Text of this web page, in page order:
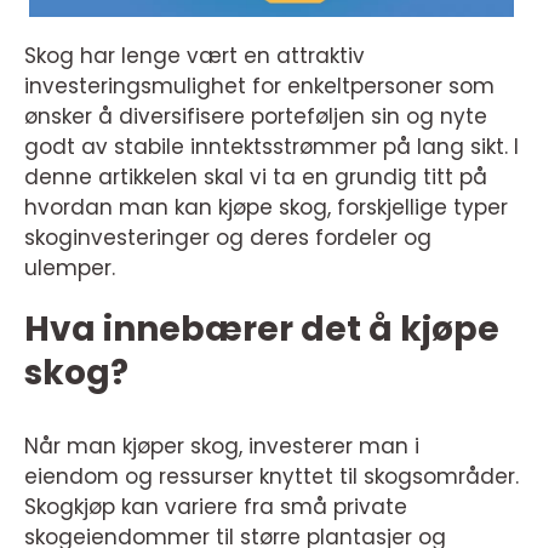
Skog har lenge vært en attraktiv
investeringsmulighet for enkeltpersoner som
ønsker å diversifisere porteføljen sin og nyte
godt av stabile inntektsstrømmer på lang sikt. I
denne artikkelen skal vi ta en grundig titt på
hvordan man kan kjøpe skog, forskjellige typer
skoginvesteringer og deres fordeler og
ulemper.
Hva innebærer det å kjøpe
skog?
Når man kjøper skog, investerer man i
eiendom og ressurser knyttet til skogsområder.
Skogkjøp kan variere fra små private
skogeiendommer til større plantasjer og